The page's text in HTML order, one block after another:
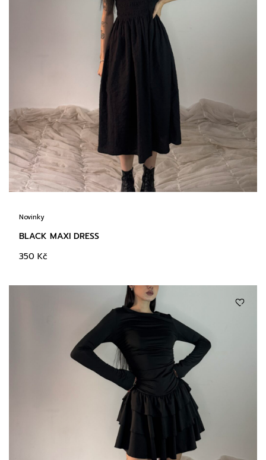
Novinky
BLACK MAXI DRESS
350 Kč